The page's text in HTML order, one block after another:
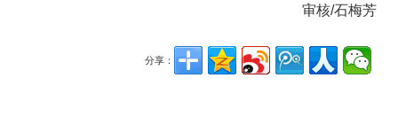
审核/石梅芳
分享：